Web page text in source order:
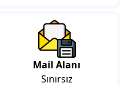
Mail Alanı
Sınırsız